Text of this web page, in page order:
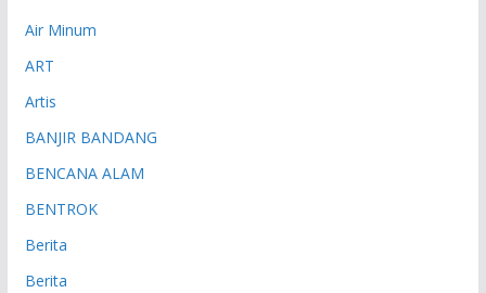
Air Minum
ART
Artis
BANJIR BANDANG
BENCANA ALAM
BENTROK
Berita
Berita